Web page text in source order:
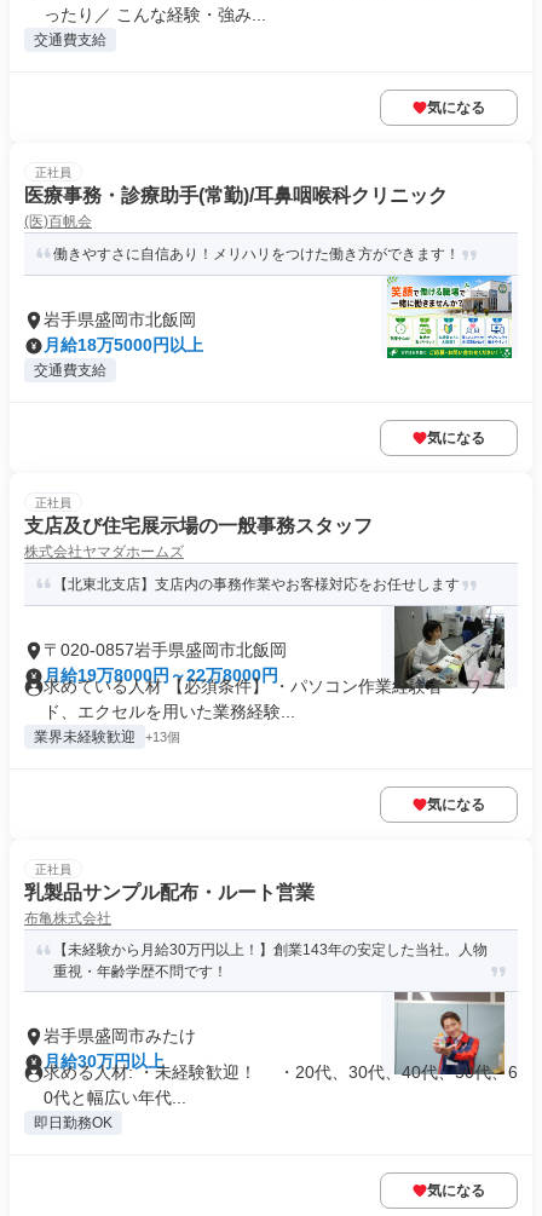
ったり／ こんな経験・強み...
交通費支給
気になる
正社員
医療事務・診療助手(常勤)/耳鼻咽喉科クリニック
(医)百帆会
働きやすさに自信あり！メリハリをつけた働き方ができます！
岩手県盛岡市北飯岡
月給18万5000円以上
交通費支給
気になる
正社員
支店及び住宅展示場の一般事務スタッフ
株式会社ヤマダホームズ
【北東北支店】支店内の事務作業やお客様対応をお任せします
〒020-0857岩手県盛岡市北飯岡
月給19万8000円～22万8000円
求めている人材 【必須条件】 ・パソコン作業経験者 ・ワー
ド、エクセルを用いた業務経験...
業界未経験歓迎 +13個
気になる
正社員
乳製品サンプル配布・ルート営業
布亀株式会社
【未経験から月給30万円以上！】創業143年の安定した当社。人物
重視・年齢学歴不問です！
岩手県盛岡市みたけ
月給30万円以上
求める人材: ・未経験歓迎！ ・20代、30代、40代、50代、6
0代と幅広い年代...
即日勤務OK
気になる